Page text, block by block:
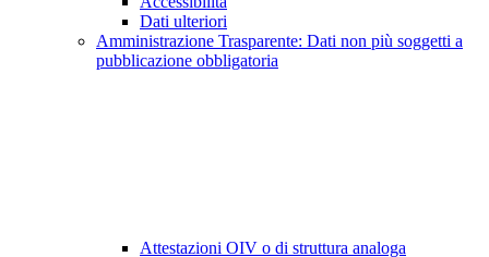
Dati ulteriori
Amministrazione Trasparente: Dati non più soggetti a
pubblicazione obbligatoria
Attestazioni OIV o di struttura analoga